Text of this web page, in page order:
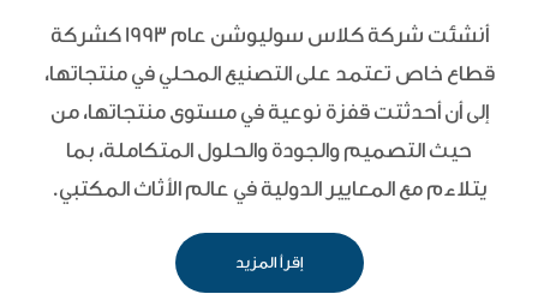
أنشئت شركة كلاس سوليوشن عام 1993 كشركة
قطاع خاص تعتمد على التصنيع المحلي في منتجاتها،
إلى أن أحدثتت قفزة نوعية في مستوى منتجاتها، من
حيث التصميم والجودة والحلول المتكاملة، بما
يتلاءم مع المعايير الدولية في عالم الأثاث المكتبي.
إقرأ المزيد